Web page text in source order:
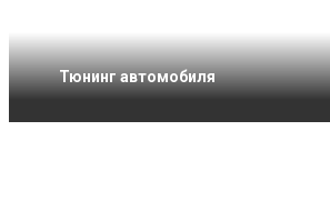
Тюнинг автомобиля